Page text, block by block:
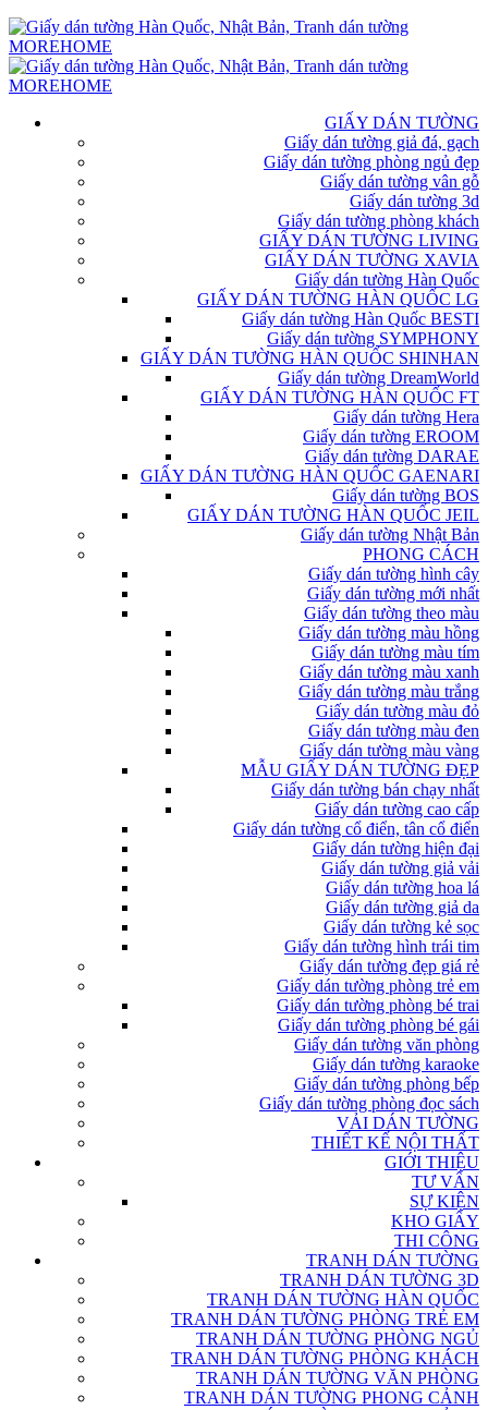
GIẤY DÁN TƯỜNG
Giấy dán tường giả đá, gạch
Giấy dán tường phòng ngủ đẹp
Giấy dán tường vân gỗ
Giấy dán tường 3d
Giấy dán tường phòng khách
GIẤY DÁN TƯỜNG LIVING
GIẤY DÁN TƯỜNG XAVIA
Giấy dán tường Hàn Quốc
GIẤY DÁN TƯỜNG HÀN QUỐC LG
Giấy dán tường Hàn Quốc BESTI
Giấy dán tường SYMPHONY
GIẤY DÁN TƯỜNG HÀN QUỐC SHINHAN
Giấy dán tường DreamWorld
GIẤY DÁN TƯỜNG HÀN QUỐC FT
Giấy dán tường Hera
Giấy dán tường EROOM
Giấy dán tường DARAE
GIẤY DÁN TƯỜNG HÀN QUỐC GAENARI
Giấy dán tường BOS
GIẤY DÁN TƯỜNG HÀN QUỐC JEIL
Giấy dán tường Nhật Bản
PHONG CÁCH
Giấy dán tường hình cây
Giấy dán tường mới nhất
Giấy dán tường theo màu
Giấy dán tường màu hồng
Giấy dán tường màu tím
Giấy dán tường màu xanh
Giấy dán tường màu trắng
Giấy dán tường màu đỏ
Giấy dán tường màu đen
Giấy dán tường màu vàng
MẪU GIẤY DÁN TƯỜNG ĐẸP
Giấy dán tường bán chạy nhất
Giấy dán tường cao cấp
Giấy dán tường cổ điển, tân cổ điển
Giấy dán tường hiện đại
Giấy dán tường giả vải
Giấy dán tường hoa lá
Giấy dán tường giả da
Giấy dán tường kẻ sọc
Giấy dán tường hình trái tim
Giấy dán tường đẹp giá rẻ
Giấy dán tường phòng trẻ em
Giấy dán tường phòng bé trai
Giấy dán tường phòng bé gái
Giấy dán tường văn phòng
Giấy dán tường karaoke
Giấy dán tường phòng bếp
Giấy dán tường phòng đọc sách
VẢI DÁN TƯỜNG
THIẾT KẾ NỘI THẤT
GIỚI THIỆU
TƯ VẤN
SỰ KIỆN
KHO GIẤY
THI CÔNG
TRANH DÁN TƯỜNG
TRANH DÁN TƯỜNG 3D
TRANH DÁN TƯỜNG HÀN QUỐC
TRANH DÁN TƯỜNG PHÒNG TRẺ EM
TRANH DÁN TƯỜNG PHÒNG NGỦ
TRANH DÁN TƯỜNG PHÒNG KHÁCH
TRANH DÁN TƯỜNG VĂN PHÒNG
TRANH DÁN TƯỜNG PHONG CẢNH